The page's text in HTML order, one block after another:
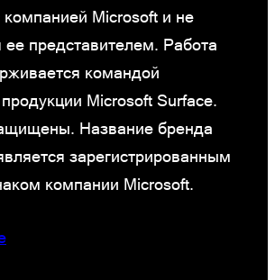
Microsoft и не
представителем. Работа
командой
продукции Microsoft Surface.
Название бренда
зарегистрированным
компании Microsoft.